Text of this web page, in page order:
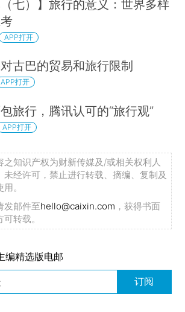
（七）】旅行的意义：世界多样
APP打开
古巴的贸易和旅行限制
APP打开
包旅行，腾讯认可的“旅行观”
APP打开
之知识产权为财新传媒及/或相关权利人
未经许可，禁止进行转载、摘编、复制及
。
发邮件至hello@caixin.com ，获得书面
转载。
编精选版电邮
订阅